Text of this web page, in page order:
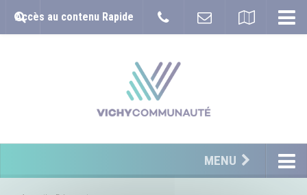
Accès au contenu Rapide
MENU